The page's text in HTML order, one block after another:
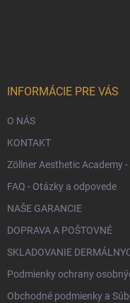
INFORMÁCIE PRE VÁS
O NÁS
KONTAKT
Zöllner Aesthetic Academy
FAQ - Otázky a odpovede
NAŠE GARANCIE
DOPRAVA A POŠTOVNÉ
SKLADOVANIE
Podmienky ochrany
Obchodné podmienky a